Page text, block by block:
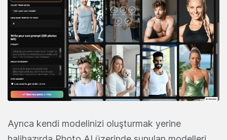
Ayrıca kendi modelinizi oluşturmak yerine